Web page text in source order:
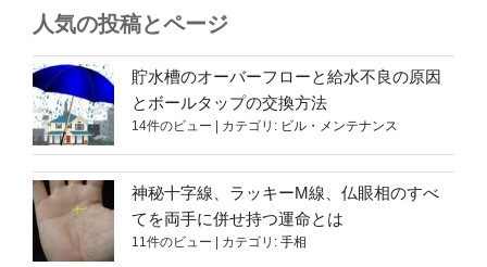
人気の投稿とページ
貯水槽のオーバーフローと給水不良の原因
とボールタップの交換方法
14件のビュー カテゴリ: ビル・メンテナンス
神秘十字線、ラッキーM線、仏眼相のすべ
てを両手に併せ持つ運命とは
11件のビュー カテゴリ: 手相